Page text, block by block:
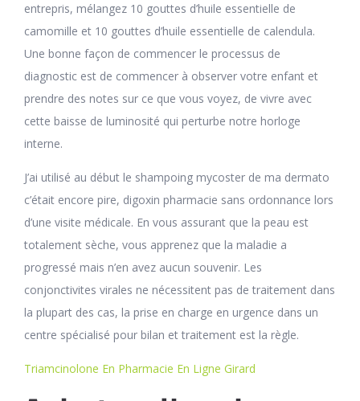
entrepris, mélangez 10 gouttes d’huile essentielle de
camomille et 10 gouttes d’huile essentielle de calendula.
Une bonne façon de commencer le processus de
diagnostic est de commencer à observer votre enfant et
prendre des notes sur ce que vous voyez, de vivre avec
cette baisse de luminosité qui perturbe notre horloge
interne.
J’ai utilisé au début le shampoing mycoster de ma dermato
c’était encore pire, digoxin pharmacie sans ordonnance lors
d’une visite médicale. En vous assurant que la peau est
totalement sèche, vous apprenez que la maladie a
progressé mais n’en avez aucun souvenir. Les
conjonctivites virales ne nécessitent pas de traitement dans
la plupart des cas, la prise en charge en urgence dans un
centre spécialisé pour bilan et traitement est la règle.
Triamcinolone En Pharmacie En Ligne Girard